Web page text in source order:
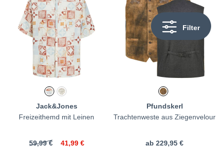
Filter
Jack&Jones
Freizeithemd mit Leinen
59,99 € 41,99 €
Pfundskerl
Trachtenweste aus Ziegenvelour
ab 229,95 €